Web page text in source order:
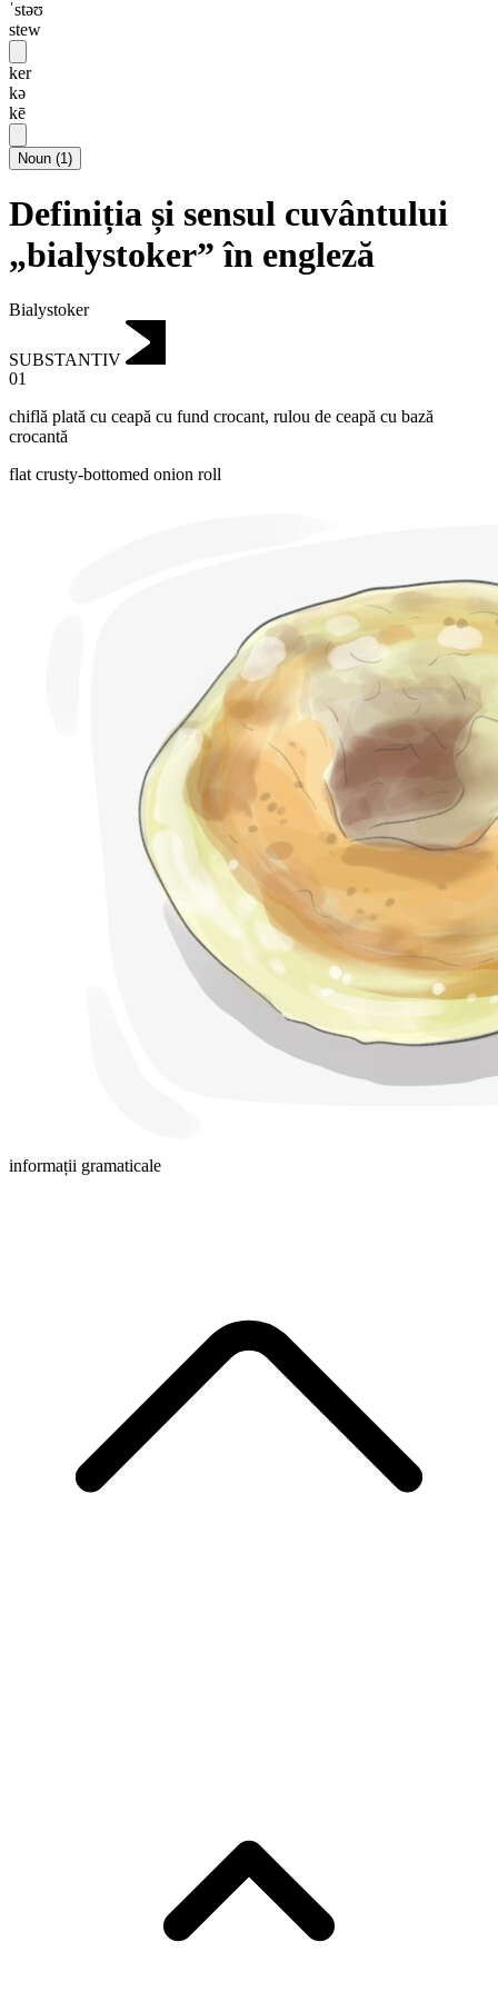
ˈstəʊ
stew
ker
kə
kē
Noun (1)
Definiția și sensul cuvântului
„bialystoker” în engleză
Bialystoker
SUBSTANTIV
01
chiflă plată cu ceapă cu fund crocant, rulou de ceapă cu bază
crocantă
flat crusty-bottomed onion roll
informații gramaticale